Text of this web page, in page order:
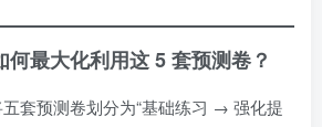
最大化利用这 5 套预测卷？
五套预测卷划分为“基础练习 → 强化提